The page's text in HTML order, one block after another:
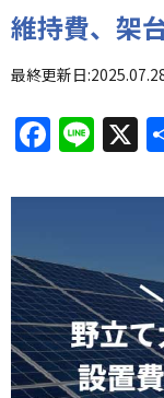
維持費、架
最終更新日
Line
X